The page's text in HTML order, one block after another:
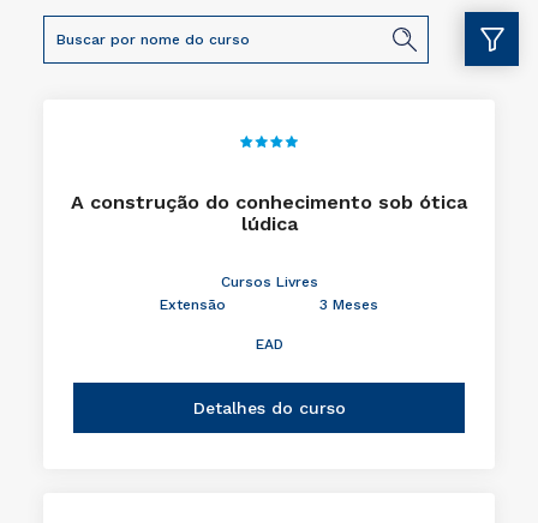
A construção do conhecimento sob ótica
lúdica
Cursos Livres
Extensão
3 Meses
EAD
Detalhes do curso